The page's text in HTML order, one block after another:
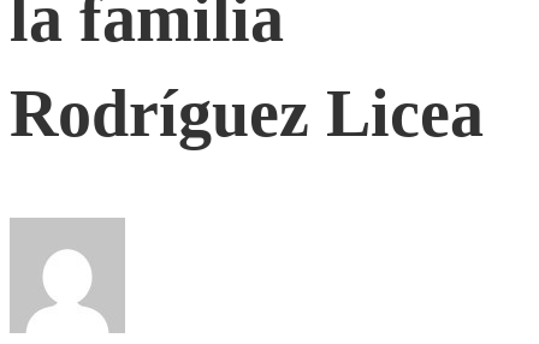
familia
Rodríguez
Licea
la familia
Rodríguez Licea